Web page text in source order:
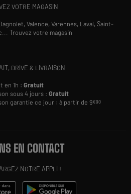
VOTRE MAGASIN
Valence,Varennes, Laval,Saint-
...Trouvez votre magasin
DRIVE & LIVRAISON
en 1h :Gratuit
sous 4 jours :Gratuit
garantie ce jour : à partir de 9€90
EN CONTACT
NOTRE APPLI !